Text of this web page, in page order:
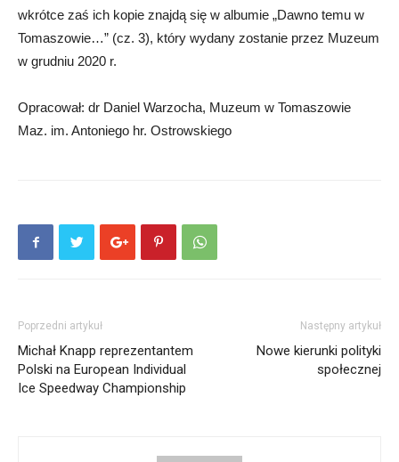
wkrótce zaś ich kopie znajdą się w albumie „Dawno temu w
Tomaszowie…” (cz. 3), który wydany zostanie przez Muzeum
w grudniu 2020 r.
Opracował: dr Daniel Warzocha, Muzeum w Tomaszowie
Maz. im. Antoniego hr. Ostrowskiego
Poprzedni artykuł
Michał Knapp reprezentantem
Polski na European Individual
Ice Speedway Championship
Następny artykuł
Nowe kierunki polityki
społecznej